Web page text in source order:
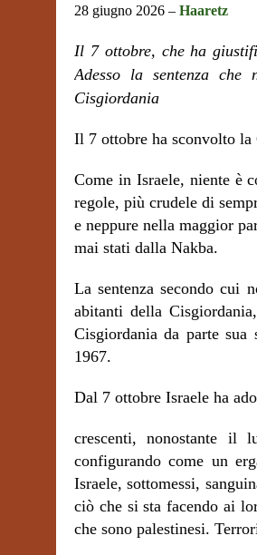
28 giugno 2026 – Haaretz
Il 7 ottobre, che ha
Adesso la sentenza
Cisgiordania
Il 7 ottobre ha sconvolto la
Come in Israele, niente è
regole, più crudele di
e neppure nella maggior
mai stati dalla Nakba.
La sentenza secondo cui
abitanti della
Cisgiordania da parte
1967.
Dal 7 ottobre Israele ha
crescenti, nonostante il
configurando come un
Israele, sottomessi,
ciò che si sta facendo ai
che sono palestinesi.